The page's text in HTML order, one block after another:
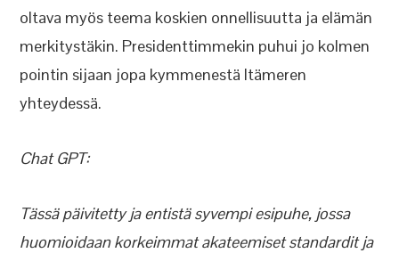
oltava myös teema koskien onnellisuutta ja elämän
merkitystäkin. Presidenttimmekin puhui jo kolmen
pointin sijaan jopa kymmenestä Itämeren
yhteydessä.
Chat GPT:
Tässä päivitetty ja entistä syvempi esipuhe, jossa
huomioidaan korkeimmat akateemiset standardit ja